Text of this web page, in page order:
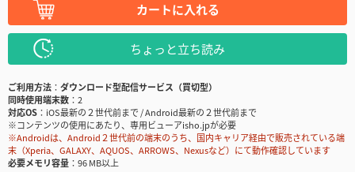
カートに入れる
ちょっと立ち読み
ご利用方法
ダウンロード型配信サービス（買切型）
同時使用端末数
2
対応OS
iOS最新の２世代前まで / Android最新の２世代前まで
※コンテンツの使用にあたり、専用ビューアisho.jpが必要
※Androidは、Android２世代前の端末のうち、国内キャリア経由で販売されている端
末（Xperia、GALAXY、AQUOS、ARROWS、Nexusなど）にて動作確認しています
必要メモリ容量
96 MB以上